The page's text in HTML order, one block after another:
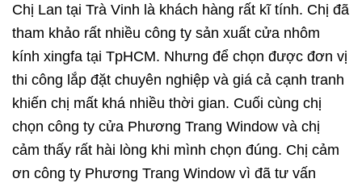
Chị Lan tại Trà Vinh là khách hàng rất kĩ tính. Chị đã
tham khảo rất nhiều công ty sản xuất cửa nhôm
kính xingfa tại TpHCM. Nhưng để chọn được đơn vị
thi công lắp đặt chuyên nghiệp và giá cả cạnh tranh
khiến chị mất khá nhiều thời gian. Cuối cùng chị
chọn công ty cửa Phương Trang Window và chị
cảm thấy rất hài lòng khi mình chọn đúng. Chị cảm
ơn công ty Phương Trang Window vì đã tư vấn